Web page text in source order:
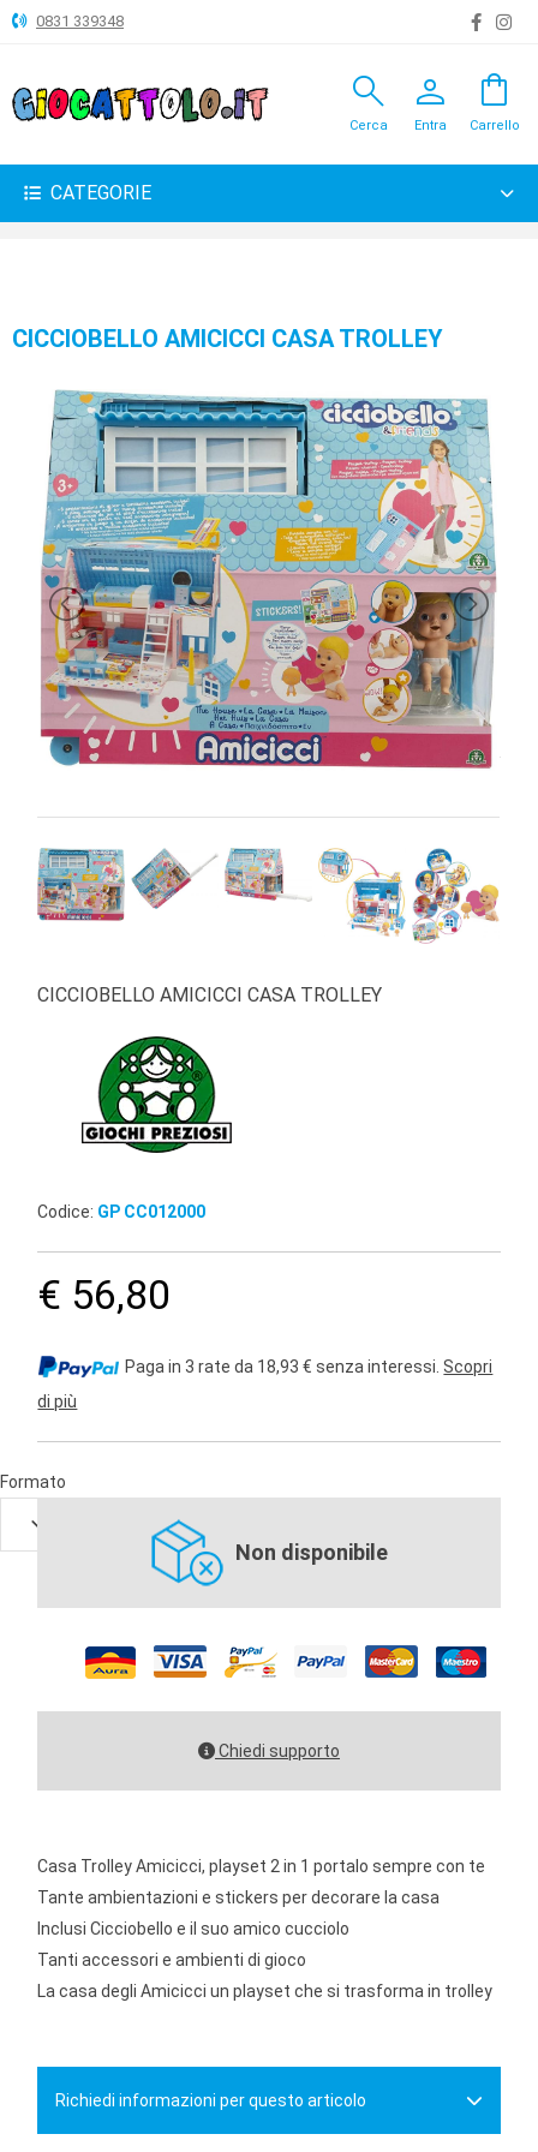
ANIMALI
BAMBOLE
GIOCHI
PELUCHE-
GADGET
PRIMA
INFANZIA
PUZZLE
SYLVANIAN
FAMILY
VALIGERIA-
0831 339348
search
Cerca
person
Entra
shopping_bag
Carrello
CATEGORIE
CICCIOBELLO AMICICCI CASA TROLLEY
CICCIOBELLO AMICICCI CASA TROLLEY
Codice: GP CC012000
€ 56,80
Paga in 3 rate da 18,93 € senza interessi.Scopri
di più
Formato
Non disponibile
Chiedi supporto
Casa Trolley Amicicci, playset 2 in 1 portalo sempre con te
Tante ambientazioni e stickers per decorare la casa
Inclusi Cicciobello e il suo amico cucciolo
Tanti accessori e ambienti di gioco
La casa degli Amicicci un playset che si trasforma in trolley
Richiedi informazioni per questo articolo